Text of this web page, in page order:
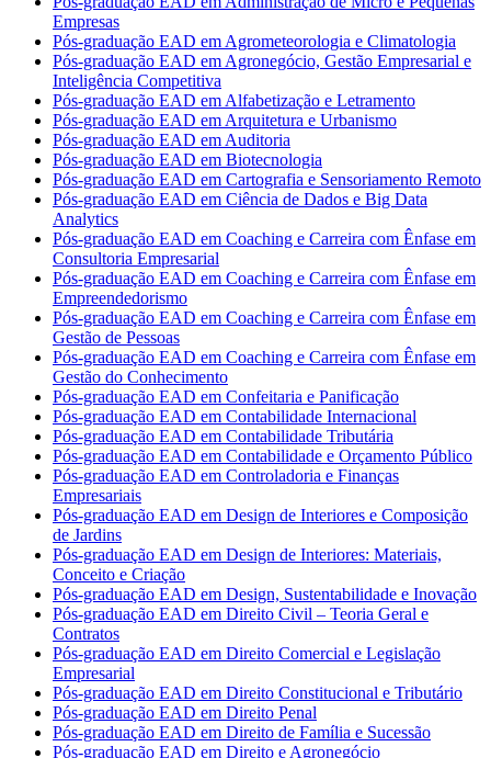
Empresas
Pós-graduação EAD em Agrometeorologia e Climatologia
Pós-graduação EAD em Agronegócio, Gestão Empresarial e
Inteligência Competitiva
Pós-graduação EAD em Alfabetização e Letramento
Pós-graduação EAD em Arquitetura e Urbanismo
Pós-graduação EAD em Auditoria
Pós-graduação EAD em Biotecnologia
Pós-graduação EAD em Cartografia e Sensoriamento Remoto
Pós-graduação EAD em Ciência de Dados e Big Data
Analytics
Pós-graduação EAD em Coaching e Carreira com Ênfase em
Consultoria Empresarial
Pós-graduação EAD em Coaching e Carreira com Ênfase em
Empreendedorismo
Pós-graduação EAD em Coaching e Carreira com Ênfase em
Gestão de Pessoas
Pós-graduação EAD em Coaching e Carreira com Ênfase em
Gestão do Conhecimento
Pós-graduação EAD em Confeitaria e Panificação
Pós-graduação EAD em Contabilidade Internacional
Pós-graduação EAD em Contabilidade Tributária
Pós-graduação EAD em Contabilidade e Orçamento Público
Pós-graduação EAD em Controladoria e Finanças
Empresariais
Pós-graduação EAD em Design de Interiores e Composição
de Jardins
Pós-graduação EAD em Design de Interiores: Materiais,
Conceito e Criação
Pós-graduação EAD em Design, Sustentabilidade e Inovação
Pós-graduação EAD em Direito Civil – Teoria Geral e
Contratos
Pós-graduação EAD em Direito Comercial e Legislação
Empresarial
Pós-graduação EAD em Direito Constitucional e Tributário
Pós-graduação EAD em Direito Penal
Pós-graduação EAD em Direito de Família e Sucessão
Pós-graduação EAD em Direito e Agronegócio